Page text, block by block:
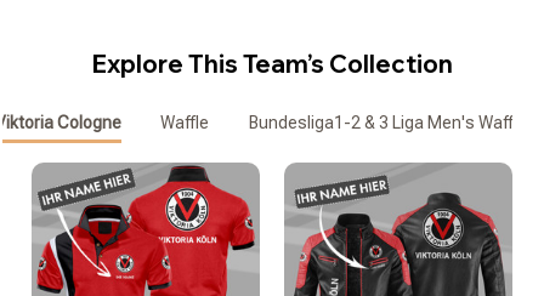
Explore This Team’s Collection
Cologne Waffle Bundesliga1-2 & 3 Liga Men's Waffle